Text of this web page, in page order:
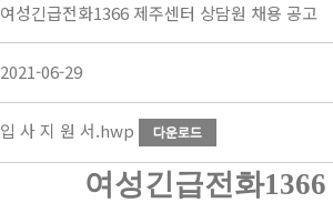
여성긴급전화1366 제주센터 상담원 채용 공고
2021-06-29
입 사 지 원 서.hwp
여성긴급전화1366